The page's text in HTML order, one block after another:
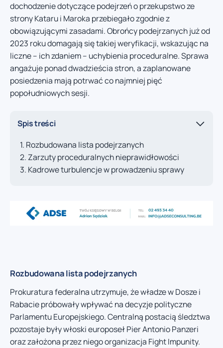
dochodzenie dotyczące podejrzeń o przekupstwo ze
strony Kataru i Maroka przebiegało zgodnie z
obowiązującymi zasadami. Obrońcy podejrzanych już od
2023 roku domagają się takiej weryfikacji, wskazując na
liczne – ich zdaniem – uchybienia proceduralne. Sprawa
angażuje ponad dwadzieścia stron, a zaplanowane
posiedzenia mają potrwać co najmniej pięć
popołudniowych sesji.
Spis treści
Rozbudowana lista podejrzanych
Zarzuty proceduralnych nieprawidłowości
Kadrowe turbulencje w prowadzeniu sprawy
Rozbudowana lista podejrzanych
Prokuratura federalna utrzymuje, że władze w Dosze i
Rabacie próbowały wpływać na decyzje polityczne
Parlamentu Europejskiego. Centralną postacią śledztwa
pozostaje były włoski europoseł Pier Antonio Panzeri
oraz założona przez niego organizacja Fight Impunity.